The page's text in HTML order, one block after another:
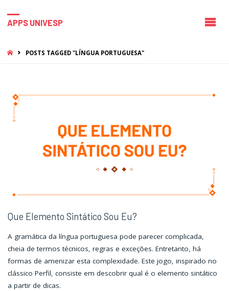
APPS UNIVESP
HOMEPOSTS TAGGED "LÍNGUA PORTUGUESA"
Que Elemento Sintático Sou Eu?
A gramática da língua portuguesa pode parecer complicada,
cheia de termos técnicos, regras e exceções. Entretanto, há
formas de amenizar esta complexidade. Este jogo, inspirado no
clássico Perfil, consiste em descobrir qual é o elemento sintático
a partir de dicas.